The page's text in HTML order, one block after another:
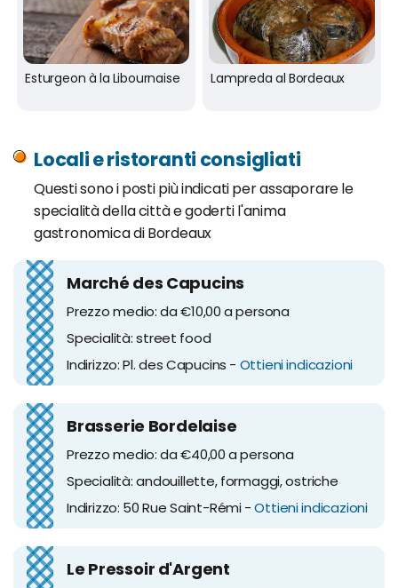
Esturgeon à la Libournaise Lampreda al Bordeaux
Locali e ristoranti consigliati
Questi sono i posti più indicati per assaporare le
specialità della città e goderti l'anima
gastronomica di Bordeaux
Marché des Capucins
Prezzo medio: da €10,00 a persona
Specialità: street food
Indirizzo: Pl. des Capucins - Ottieni indicazioni
Brasserie Bordelaise
Prezzo medio: da €40,00 a persona
Specialità: andouillette, formaggi, ostriche
Indirizzo: 50 Rue Saint-Rémi -Ottieni indicazioni
Le Pressoir d'Argent